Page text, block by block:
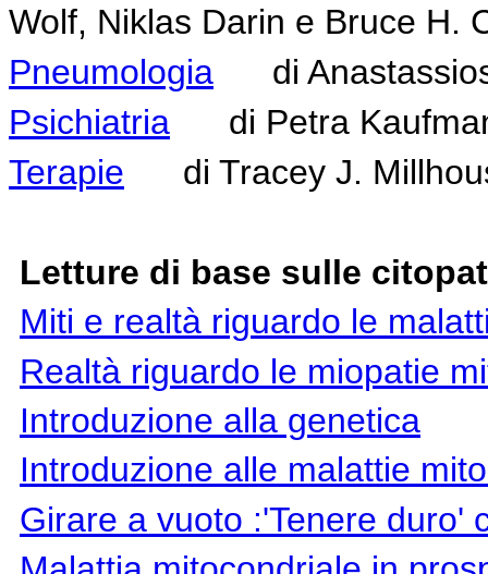
Wolf, Niklas Darin e Bruce H.
Pneumologia di Anastassios
Psichiatria di Petra
Terapie di Tracey J.
Letture di base sulle
Miti e realtà riguardo le
Realtà riguardo le miopatie
Introduzione alla genetica
Introduzione alle malattie
Girare a vuoto :'Tenere duro'